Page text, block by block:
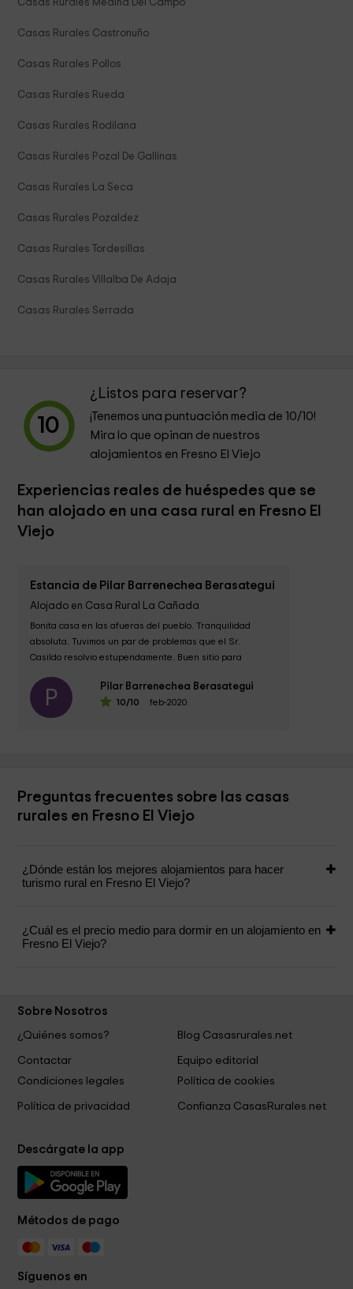
Casas Rurales Medina Del Campo
Casas Rurales Castronuño
Casas Rurales Pollos
Casas Rurales Rueda
Casas Rurales Rodilana
Casas Rurales Pozal De Gallinas
Casas Rurales La Seca
Casas Rurales Pozaldez
Casas Rurales Tordesillas
Casas Rurales Villalba De Adaja
Casas Rurales Serrada
10
¿Listos para reservar?
¡Tenemos una puntuación media de 10/10!
Mira lo que opinan de nuestros
alojamientos en Fresno El Viejo
Experiencias reales de huéspedes que se
han alojado en una casa rural en Fresno El
Viejo
Estancia de Pilar Barrenechea Berasategui
Alojado en Casa Rural La Cañada
Bonita casa en las afueras del pueblo. Tranquilidad
absoluta. Tuvimos un par de problemas que el Sr.
Casildo resolvio estupendamente. Buen sitio para
P Pilar Barrenechea Berasategui
10/10 feb-2020
Preguntas frecuentes sobre las casas
rurales en Fresno El Viejo
¿Dónde están los mejores alojamientos para hacer
turismo rural en Fresno El Viejo?
¿Cuál es el precio medio para dormir en un alojamiento en
Fresno El Viejo?
Sobre Nosotros
¿Quiénes somos?
Blog Casasrurales.net
Contactar
Equipo editorial
Condiciones legales
Política de cookies
Política de privacidad Confianza CasasRurales.net
Descárgate la app
Métodos de pago
Síguenos en